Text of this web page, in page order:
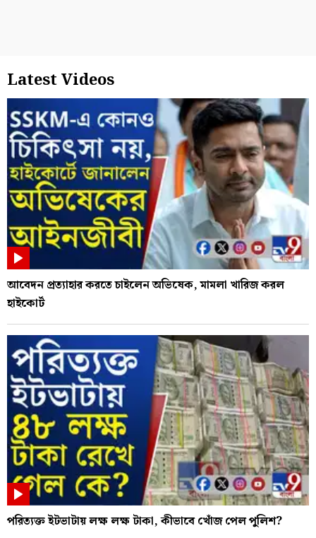
Latest Videos
আবেদন প্রত্যাহার করতে চাইলেন অভিষেক, মামলা খারিজ করল
হাইকোর্ট
পরিত্যক্ত ইটভাটায় লক্ষ লক্ষ টাকা, কীভাবে খোঁজ পেল পুলিশ?